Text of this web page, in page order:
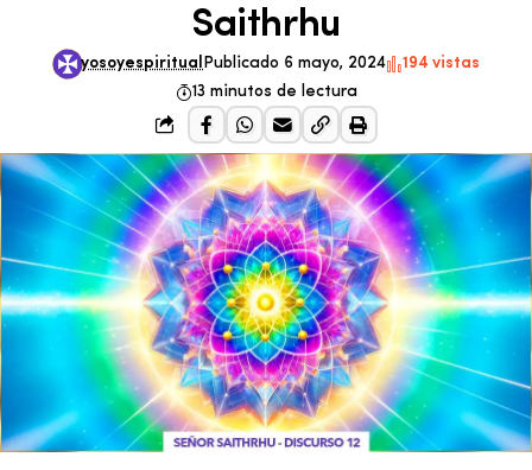
Saithrhu
yosoyespiritual Publicado 6 mayo, 2024
194 vistas
13 minutos de lectura